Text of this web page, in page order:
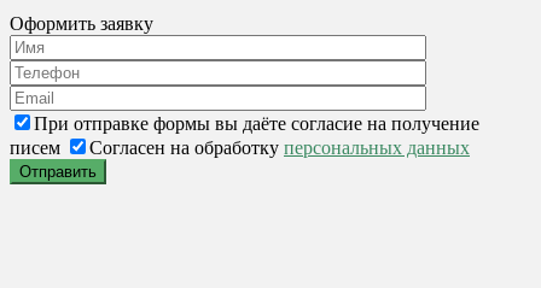
Оформить заявку
При отправке формы вы даёте согласие на получение
писем
Согласен на обработку персональных данных